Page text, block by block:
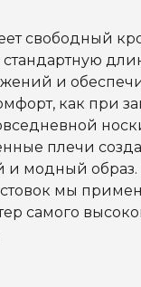
свободный
и
как при
плечи
модный образ.
мы
самого